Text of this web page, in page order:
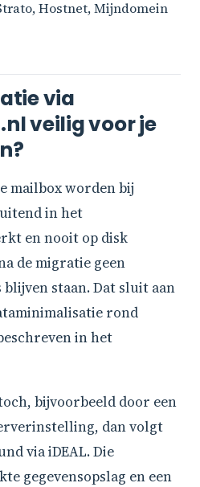
Hostnet, Mijndomein
via
veilig voor je
mailbox worden bij
in het
en nooit op disk
de migratie geen
staan. Dat sluit aan
rond
in het
bijvoorbeeld door een
dan volgt
via iDEAL. Die
gegevensopslag en een